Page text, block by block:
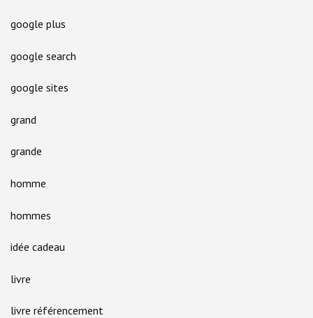
google plus
google search
google sites
grand
grande
homme
hommes
idée cadeau
livre
livre référencement